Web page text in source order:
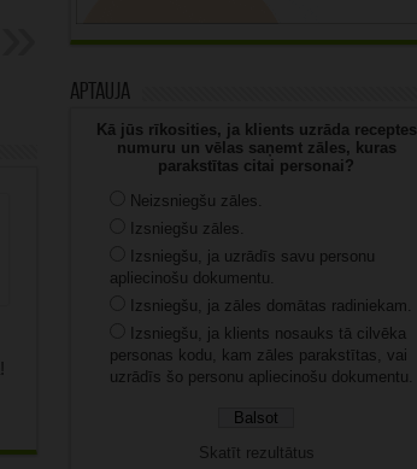
Aptauja
Kā jūs rīkosities, ja klients uzrāda receptes
numuru un vēlas saņemt zāles, kuras
parakstītas citai personai?
Neizsniegšu zāles.
Izsniegšu zāles.
Izsniegšu, ja uzrādīs savu personu
apliecinošu dokumentu.
Izsniegšu, ja zāles domātas radiniekam.
Izsniegšu, ja klients nosauks tā cilvēka
personas kodu, kam zāles parakstītas, vai
uzrādīs šo personu apliecinošu dokumentu.
Skatīt rezultātus